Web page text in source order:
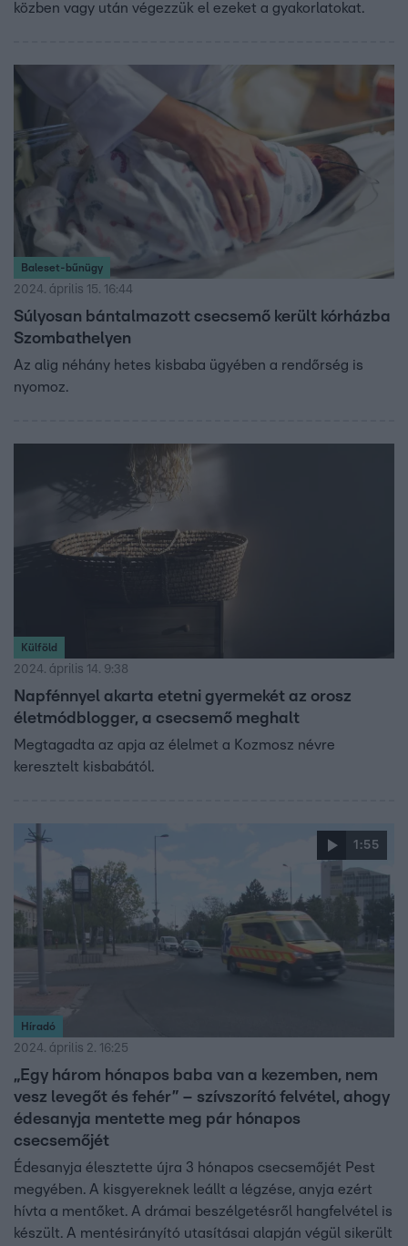
közben vagy után végezzük el ezeket a gyakorlatokat.
Baleset-bűnügy
2024. április 15. 16:44
Súlyosan bántalmazott csecsemő került kórházba
Szombathelyen
Az alig néhány hetes kisbaba ügyében a rendőrség is
nyomoz.
Külföld
2024. április 14. 9:38
Napfénnyel akarta etetni gyermekét az orosz
életmódblogger, a csecsemő meghalt
Megtagadta az apja az élelmet a Kozmosz névre
keresztelt kisbabától.
1:55
Híradó
2024. április 2. 16:25
„Egy három hónapos baba van a kezemben, nem
vesz levegőt és fehér” – szívszorító felvétel, ahogy
édesanyja mentette meg pár hónapos
csecsemőjét
Édesanyja élesztette újra 3 hónapos csecsemőjét Pest
megyében. A kisgyereknek leállt a légzése, anyja ezért
hívta a mentőket. A drámai beszélgetésről hangfelvétel is
készült. A mentésirányító utasításai alapján végül sikerült